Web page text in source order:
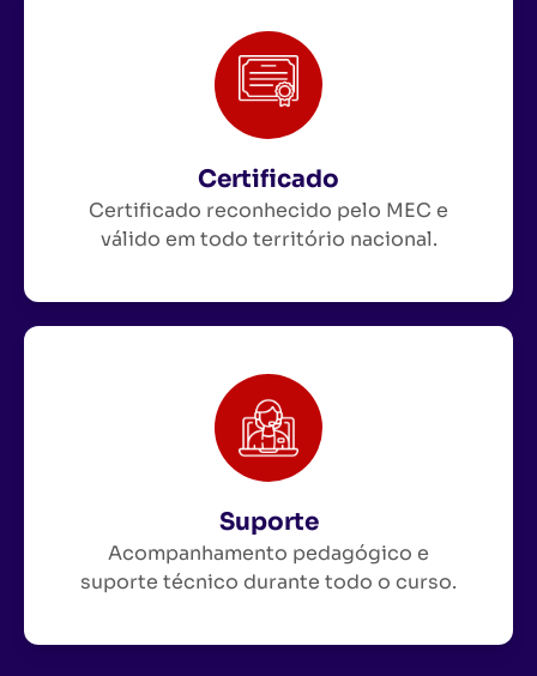
Certificado
Certificado reconhecido pelo MEC e
válido em todo território nacional.
Suporte
Acompanhamento pedagógico e
suporte técnico durante todo o curso.